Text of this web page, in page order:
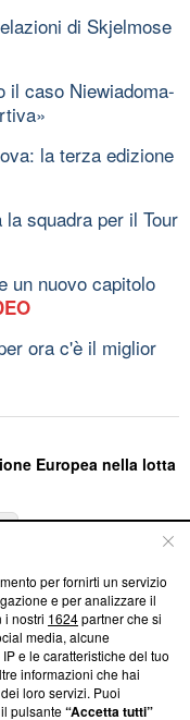
di Skjelmose
il caso Niewiadoma-
la terza edizione
squadra per il Tour
un nuovo capitolo
ora c'è il miglior
Europea nella lotta
su Blasting
ci impegniamo a
nostra aderenza a
News non è
di farne
una verifica di
per fornirti un servizio
e per analizzare il
i nostri 1624partner che si
media, alcune
e le caratteristiche del tuo
informazioni che hai
loro servizi. Puoi
pulsante“Accetta tutti”